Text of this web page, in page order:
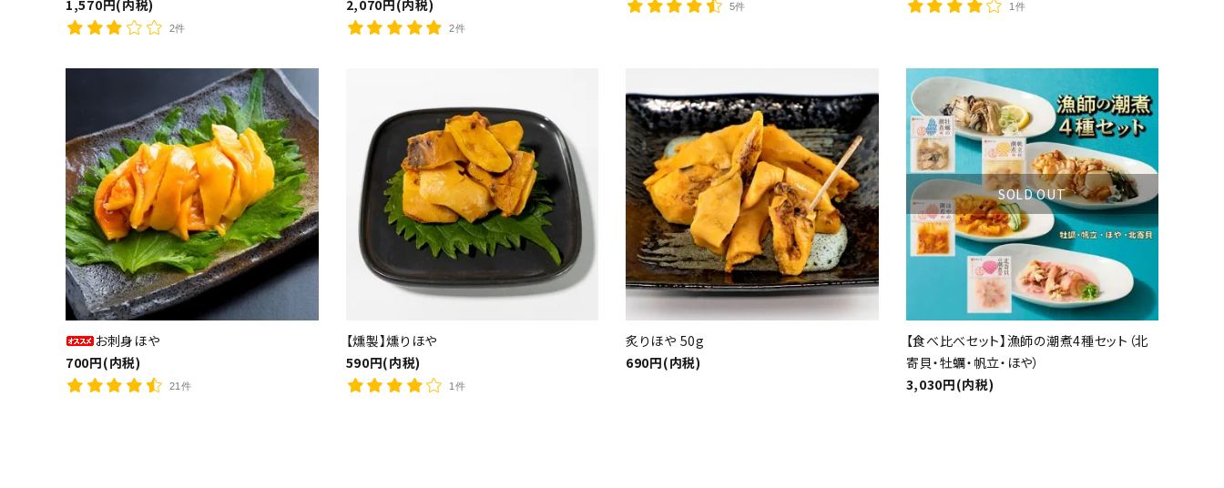
1,570円(内税)
2件
2,070円(内税)
2件
5件 1件
お刺身ほや
700円(内税)
21件
【燻製】燻りほや
590円(内税)
1件
炙りほや 50g
690円(内税)
SOLD OUT
【食べ比べセット】漁師の潮煮4種セット（北
寄貝・牡蠣・帆立・ほや）
3,030円(内税)